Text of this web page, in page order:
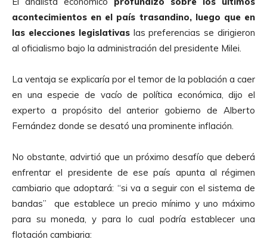
acontecimientos en el país trasandino, luego que en
las elecciones legislativaslas preferencias se dirigieron
al oficialismo bajo la administración del presidente Milei.
La ventaja se explicaría por el temor de la población a caer
en una especie de vacío de política económica, dijo el
experto a propósito del anterior gobierno de Alberto
Fernández donde se desató una prominente inflación.
No obstante, advirtió que un próximo desafío que deberá
enfrentar el presidente de ese país apunta al régimen
cambiario que adoptará: “si va a seguir con el sistema de
bandas” que establece un precio mínimo y uno máximo
para su moneda, y para lo cual podría establecer una
flotación cambiaria: